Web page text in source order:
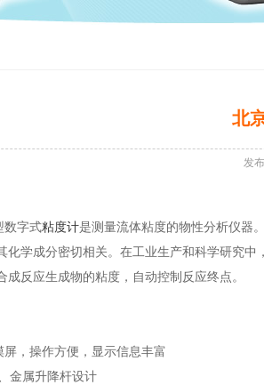
北
发
数字式粘度计是测量流体粘度的物性分析仪器
化学成分密切相关。在工业生产和科学研究
成反应生成物的粘度，自动控制反应终点。
屏，操作方便，显示信息丰富
金属升降杆设计